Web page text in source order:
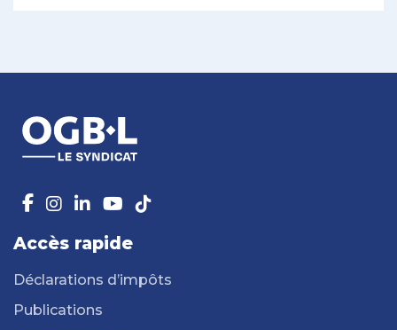
Accès rapide
Déclarations d’impôts
Publications